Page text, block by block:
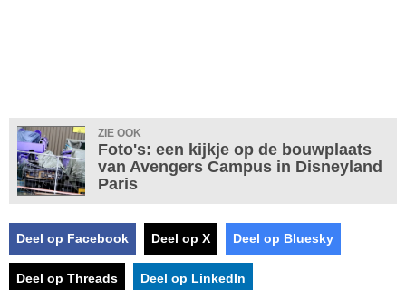
ZIE OOK
Foto's: een kijkje op de bouwplaats
van Avengers Campus in Disneyland
Paris
Deel op Facebook Deel op X Deel op Bluesky
Deel op Threads Deel op LinkedIn